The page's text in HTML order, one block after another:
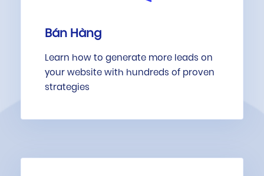
Bán Hàng
Learn how to generate more leads on
your website with hundreds of proven
strategies